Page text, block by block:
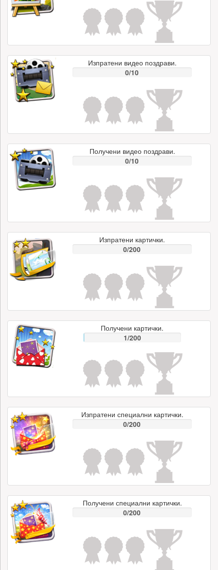
Изпратени видео поздрави.
0/10
Получени видео поздрави.
0/10
Изпратени картички.
0/200
Получени картички.
1/200
Изпратени специални картички.
0/200
Получени специални картички.
0/200